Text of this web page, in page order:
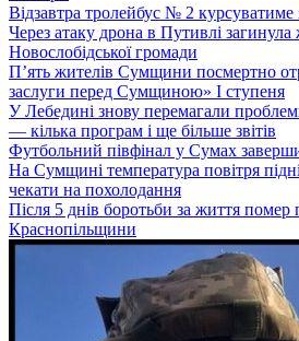
Відзавтра тролейбус № 2
Через атаку дрона в Путивлі загинула
Новослобідської громади
П’ять жителів Сумщини посмертно
заслуги перед Сумщиною» І ступеня
У Лебедині знову перемагали
— кілька програм і ще більше звітів
Футбольний півфінал у Сумах
На Сумщині температура повітря
чекати на похолодання
Після 5 днів боротьби за життя помер
Краснопільщини